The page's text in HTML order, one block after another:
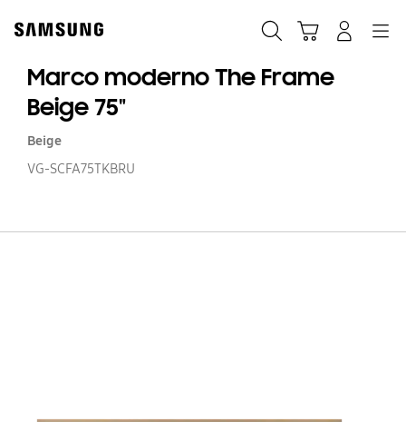
content
Marco moderno The Frame
Beige 75"
Beige
VG-SCFA75TKBRU